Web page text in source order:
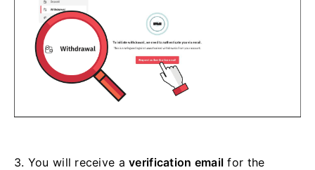
3. You will receive averification email for the